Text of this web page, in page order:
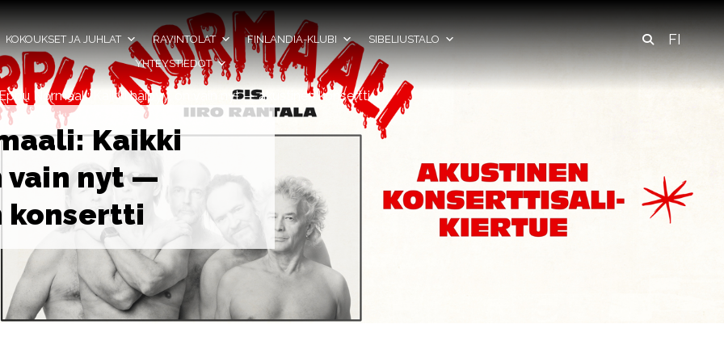
KOKOUKSET JA JUHLAT RAVINTOLAT FINLANDIA-KLUBI
SIBELIUSTALO
YHTEYSTIEDOT
FI
Normaali: Kaikki häipyy, on vain nyt — akustinen konsertti
Kaikki
vain nyt —
konsertti